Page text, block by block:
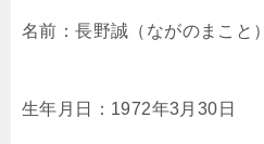
名前：長野誠（ながのまこと）
生年月日：1972年3月30日